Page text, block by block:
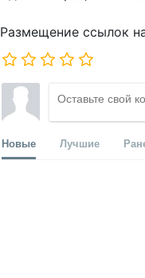
Размещение ссылок
Новые Лучшие